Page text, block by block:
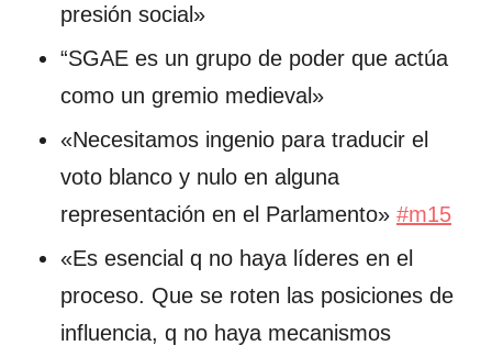
presión social»
“SGAE es un grupo de poder que actúa
como un gremio medieval»
«Necesitamos ingenio para traducir el
voto blanco y nulo en alguna
representación en el Parlamento» #m15
«Es esencial q no haya líderes en el
proceso. Que se roten las posiciones de
influencia, q no haya mecanismos